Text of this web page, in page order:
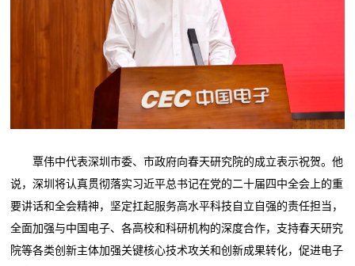
覃伟中代表深圳市委、市政府向春天研究院的成立表示祝贺。他
说，深圳将认真贯彻落实习近平总书记在党的二十届四中全会上的重
要讲话和全会精神，坚定扛起服务高水平科技自立自强的责任担当，
全面加强与中国电子、各高校和科研机构的深度合作，支持春天研究
院等各类创新主体加强关键核心技术攻关和创新成果转化，促进电子